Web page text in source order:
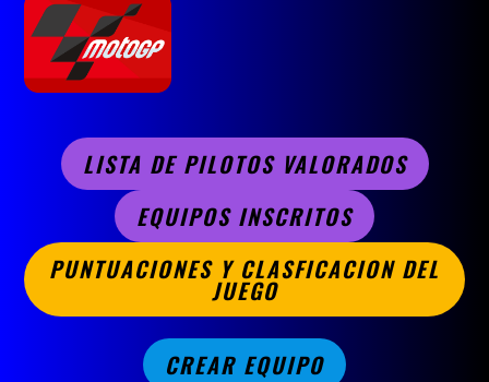
LISTA DE PILOTOS VALORADOS
EQUIPOS INSCRITOS
PUNTUACIONES Y CLASFICACION DEL
JUEGO
CREAR EQUIPO